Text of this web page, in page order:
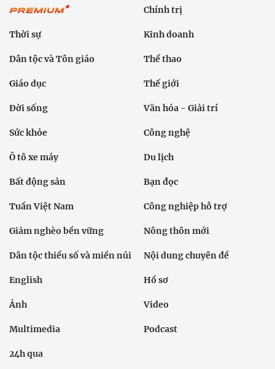
Chính trị
Thời sự Kinh doanh
Dân tộc và Tôn giáo Thể thao
Giáo dục Thế giới
Đời sống Văn hóa - Giải trí
Sức khỏe Công nghệ
Ô tô xe máy Du lịch
Bất động sản Bạn đọc
Tuần Việt Nam Công nghiệp hỗ trợ
Giảm nghèo bền vững Nông thôn mới
Dân tộc thiểu số và miền núi Nội dung chuyên đề
English Hồ sơ
Ảnh Video
Multimedia Podcast
24h qua